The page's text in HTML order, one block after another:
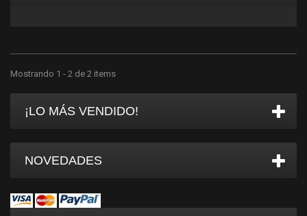
Mostrando 1 - 2 de 2 items
¡LO MÁS VENDIDO!
NOVEDADES